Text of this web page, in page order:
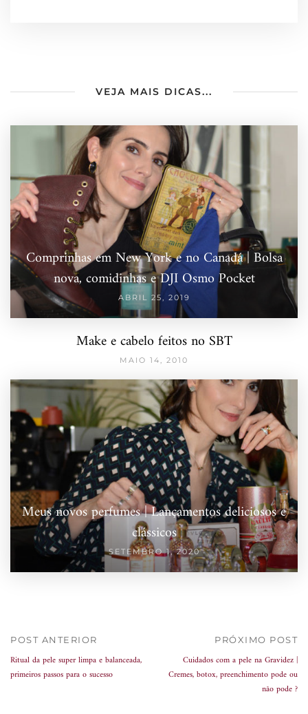
VEJA MAIS DICAS...
Comprinhas em New York e no Canadá | Bolsa
nova, comidinhas e DJI Osmo Pocket
ABRIL 25, 2019
Make e cabelo feitos no SBT
MAIO 14, 2010
Meus novos perfumes | Lançamentos deliciosos e
clássicos
SETEMBRO 1, 2020
POST ANTERIOR
Ritual da pele super limpa e balanceada,
primeiros passos para o sucesso
PRÓXIMO POST
Cuidados com a pele na Gravidez |
Cremes, botox, preenchimento pode ou
não pode ?